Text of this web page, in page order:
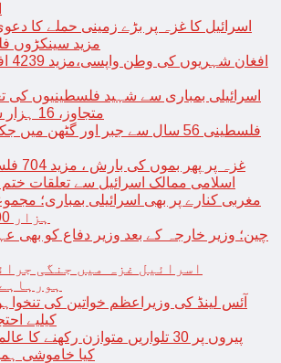
اسرائیل کا غزہ پر بڑے زمینی حملے کا
مزید سینکڑوں
متجاوز، 16 ہزار سے زائد زخمی
فلسطینی 56 سال سے جبر اور گٹھن
غزہ پر
اسلامی ممالک اسرائیل سے تعلقات
ہزار 900 سے متجاوز
چین؛ وزیر خارجہ کے بعد وزیر دفاع کو بھی
اسرائیل غزہ میں جنگی
آئس لینڈ کی وزیراعظم خواتین کی
کیلیے
پیروں پر 30 تلواریں متوازن رکھنے کا عالمی ریکارڈ قائم
کیا خاموشی